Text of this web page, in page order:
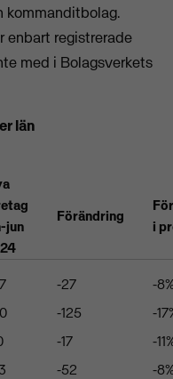
kommanditbolag.
enbart registrerade
med i Bolagsverkets
län
jun
Förändring
i
-27
-
-125
-
-17
-
-52
-